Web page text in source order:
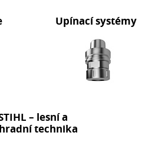
Upínací systémy
– lesní a
technika